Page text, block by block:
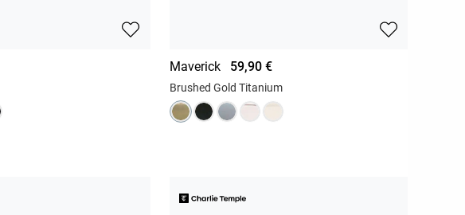
Maverick 59,90 €
Brushed Gold Titanium